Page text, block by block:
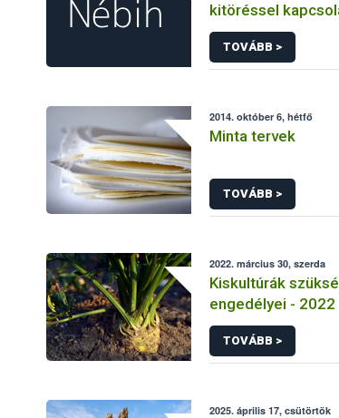
kitöréssel
TOVÁBB >
2014. október 6, hétfő
Minta tervek
TOVÁBB >
2022. március 30, szerda
Kiskultúrák
engedélyei - 2022
TOVÁBB >
2025. április 17, csütörtök